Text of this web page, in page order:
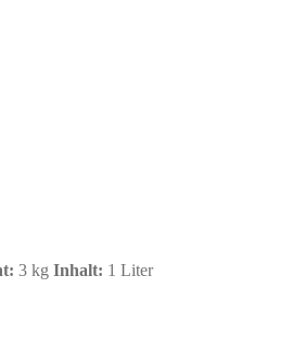
3 kg Inhalt: 1 Liter